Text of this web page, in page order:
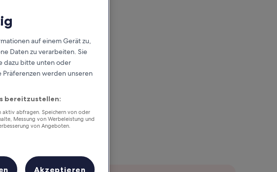
auf einem Gerät zu,
Daten zu verarbeiten. Sie
dazu bitte unten oder
Präferenzen werden unseren
bereitzustellen:
abfragen. Speichern von oder
Messung von Werbeleistung und
von Angeboten.
Akzeptieren